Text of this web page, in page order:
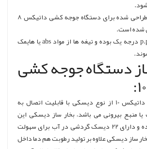
در سبد های جدید طراحی شده برای دستگاه جوجه کشی داتیکس 8
شده است.
جنس سبد از مواد p.p درجه یک بوده و تیغه ها از مواد abs یا هایمک
دستگاه جوجه کشی
رطوبت ساز دستگاه داتیکس 10 از نوع دیسکی با قابلیت اتصال به
منبع بیرونی می باشد، بخار ساز دیسکی این
دستگاه تک محور بوده و دارای 22 دیسک گردشی در آب برای سهولت
ساز دیسکی علاوه بر تولید رطوبت هم دما داخل